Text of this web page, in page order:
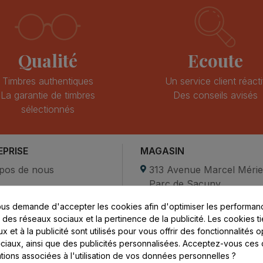
Qualité
Timbres authentiques
La garantie de timbres
sélectionnés
Ecoute
Un service client
Des conseils avisés
de nous
nous
MAGASIN
313 Avenue Marcel
Parc de Sacuny
Lundi au vendredi :
8h - 16h
uniquement sur Rendez-
demande d'accepter les cookies afin d'optimiser les
réseaux sociaux et la pertinence de la publicité. Les cookies
et à la publicité sont utilisés pour vous offrir des fonctionnalités
ainsi que des publicités personnalisées. Acceptez-vous ces
associées à l'utilisation de vos données personnelles ?